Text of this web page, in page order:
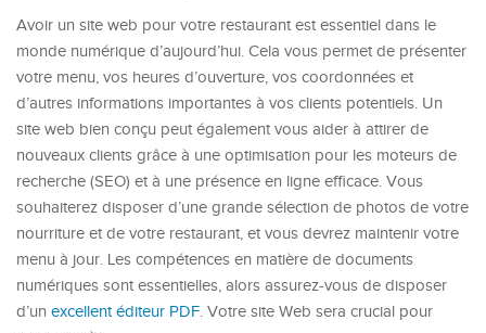
Avoir un site web pour votre restaurant est essentiel dans le
monde numérique d’aujourd’hui. Cela vous permet de présenter
votre menu, vos heures d’ouverture, vos coordonnées et
d’autres informations importantes à vos clients potentiels. Un
site web bien conçu peut également vous aider à attirer de
nouveaux clients grâce à une optimisation pour les moteurs de
recherche (SEO) et à une présence en ligne efficace. Vous
souhaiterez disposer d’une grande sélection de photos de votre
nourriture et de votre restaurant, et vous devrez maintenir votre
menu à jour. Les compétences en matière de documents
numériques sont essentielles, alors assurez-vous de disposer
d’un excellent éditeur PDF. Votre site Web sera crucial pour